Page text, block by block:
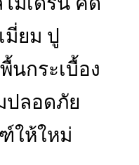
ยม ปู
นกระเบื้อง
ปลอดภัย
ให้ใหม่